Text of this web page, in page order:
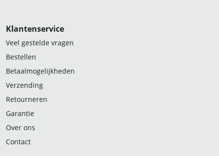
Klantenservice
Veel gestelde vragen
Bestellen
Betaalmogelijkheden
Verzending
Retourneren
Garantie
Over ons
Contact